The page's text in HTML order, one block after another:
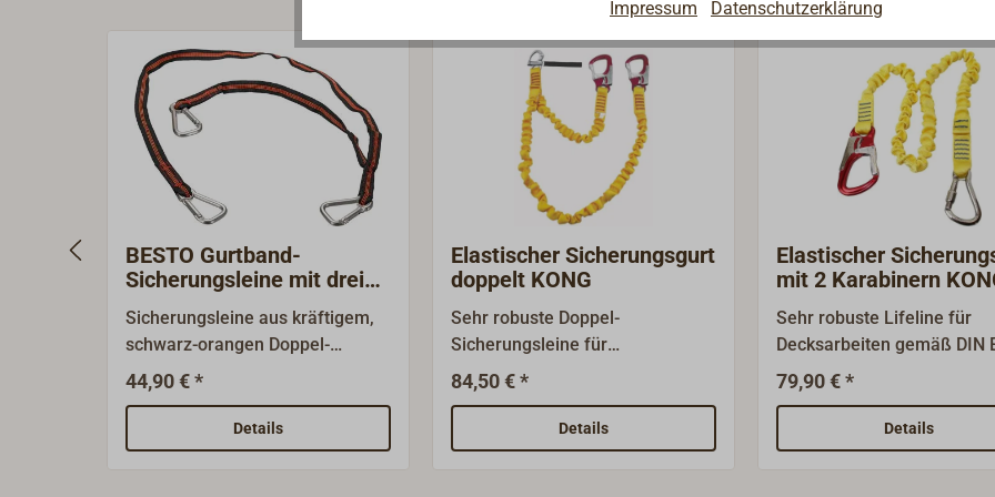
BESTO Gurtband-
Sicherungsleine mit drei
Karabinern
Sicherungsleine aus kräftigem,
schwarz-orangen Doppel-
Gurtband mit 3 Edelstahl-
Karabinerhaken.Die
Sicherungsleine entspricht der
DIN EN ISO 12401 (ehem.
44,90 € *
Details
Elastischer Sicherungsgurt
doppelt KONG
Sehr robuste Doppel-
Sicherungsleine für
Decksarbeiten gemäß DIN EN
ISO 12401 (ehem. 1095).Der
Doppelgurt erlaubt es, auch bei
Wechsel des
84,50 € *
Details
Elastischer
mit 2 Karabinern
Sehr robuste Lifeline für
Decksarbeiten gemäß DIN
ISO 12401 und ISAF/WORLD
SAILING OSR. Gefertigt aus 30
mm breitem gelben
Elastikeinlage, die den
79,90 € *
Details
Impressum Datenschutzerklärung